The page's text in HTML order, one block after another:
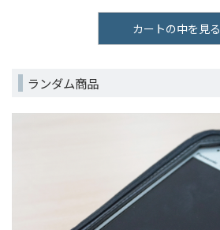
カートの中を見る
ランダム商品